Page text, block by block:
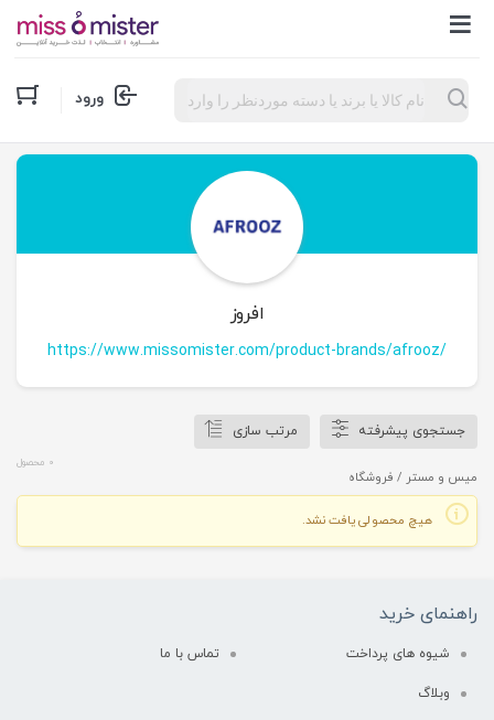
Products
search ورود
افروز
https://www.missomister.com/product-brands/afrooz/
جستجوی پیشرفته مرتب سازی
میس و مستر / فروشگاه
0 محصول
هیچ محصولی یافت نشد.
راهنمای خرید
شیوه های پرداخت تماس با ما
وبلاگ